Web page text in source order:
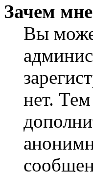
Зачем
Вы
нет.